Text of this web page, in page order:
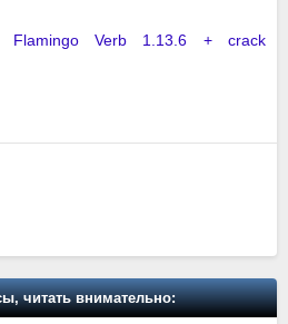
Flamingo Verb 1.13.6 + crack
читать внимательно: